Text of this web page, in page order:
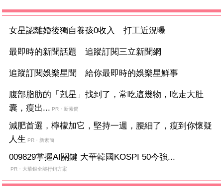
女星認離婚後獨自養孩0收入 打工近況曝
最即時的新聞話題 追蹤訂閱三立新聞網
追蹤訂閱娛樂星聞 給你最即時的娛樂星鮮事
腹部脂肪的「剋星」找到了，常吃這幾物，吃走大肚
囊，瘦出... PR・新素簡
減肥首選，檸檬加它，堅持一週，腰細了，瘦到你懷疑
人生 PR・新素簡
009829掌握AI關鍵 大華韓國KOSPI 50今強...
PR・大華銀全能行銷方案